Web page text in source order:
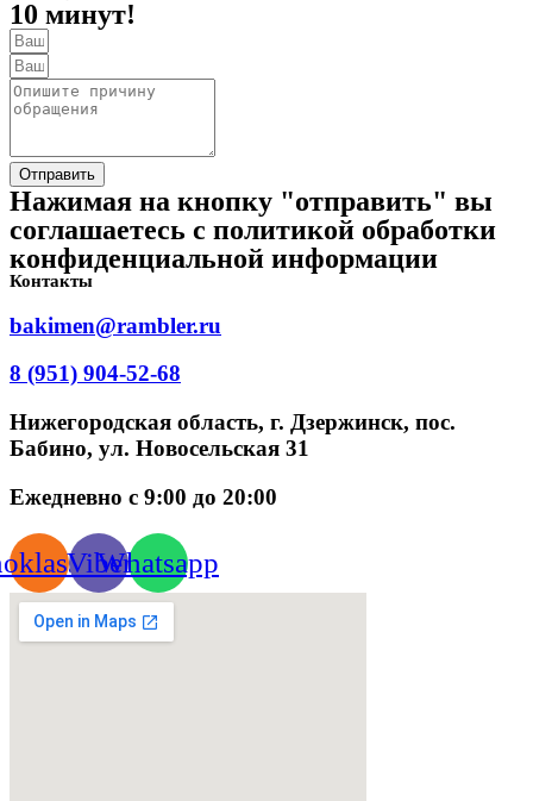
10 минут!
Отправить
Нажимая на кнопку "отправить" вы
соглашаетесь с политикой обработки
конфиденциальной информации
Контакты
bakimen@rambler.ru
8 (951) 904-52-68
Нижегородская область, г. Дзержинск, пос.
Бабино, ул. Новосельская 31
Ежедневно с 9:00 до 20:00
ViberWhatsapp